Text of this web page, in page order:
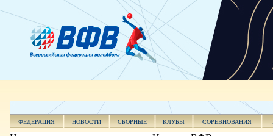
ФЕДЕРАЦИЯ НОВОСТИ СБОРНЫЕ КЛУБЫ СОРЕВНОВАНИЯ